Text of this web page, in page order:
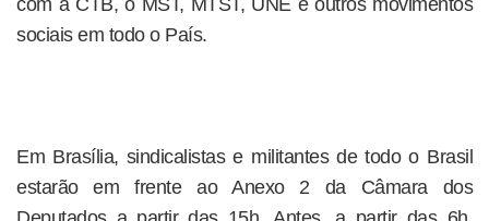
com a CTB, o MST, MTST, UNE e outros movimentos
sociais em todo o País.
Em Brasília, sindicalistas e militantes de todo o Brasil
estarão em frente ao Anexo 2 da Câmara dos